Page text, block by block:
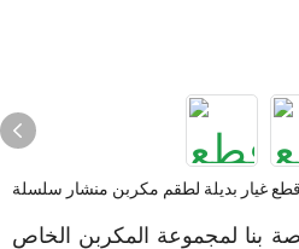
بنا لمجموعة المكربن ​​الخاص